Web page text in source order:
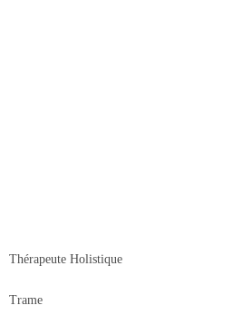
Thérapeute Holistique
Trame